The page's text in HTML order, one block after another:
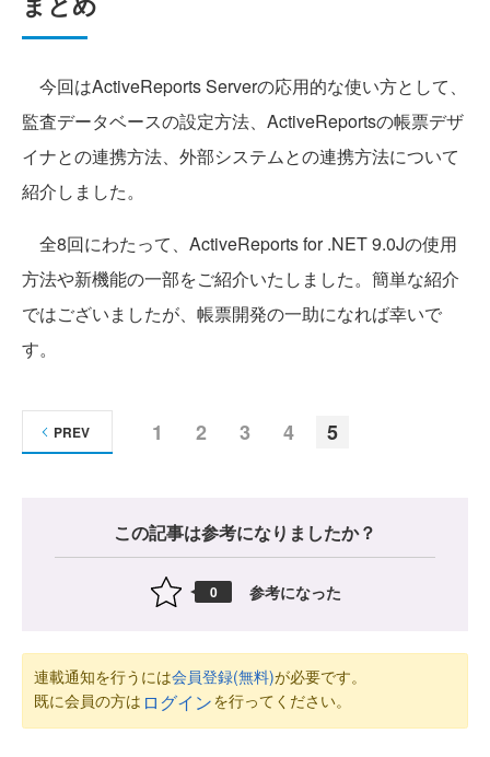
今回はActiveReports Serverの応用的な使い方として、
監査データベースの設定方法、ActiveReportsの帳票デザ
イナとの連携方法、外部システムとの連携方法について
紹介しました。
全8回にわたって、ActiveReports for .NET 9.0Jの使用
方法や新機能の一部をご紹介いたしました。簡単な紹介
ではございましたが、帳票開発の一助になれば幸いで
す。
1 2 3 4 5
PREV
この記事は参考になりましたか？
0 参考になった
連載通知を行うには会員登録(無料)が必要です。
既に会員の方は ログインを行ってください。